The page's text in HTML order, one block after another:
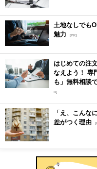
土地なしでも
魅力
[PR]
はじめての注
なえよう！ 専
も」無料相談
R]
「え、こんな
差がつく理由